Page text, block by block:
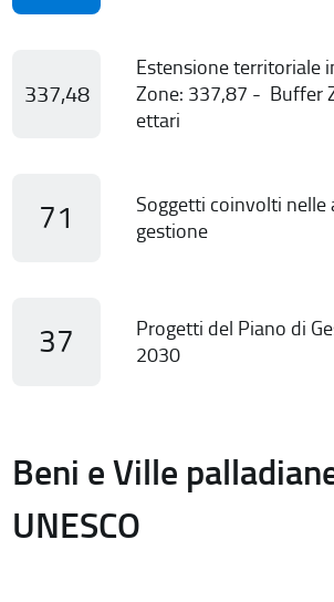
337,48
Estensione territoriale
Zone: 337,87 - Buffer
ettari
71
Soggetti coinvolti
gestione
37
Progetti del Piano di
2030
Beni e Ville
UNESCO